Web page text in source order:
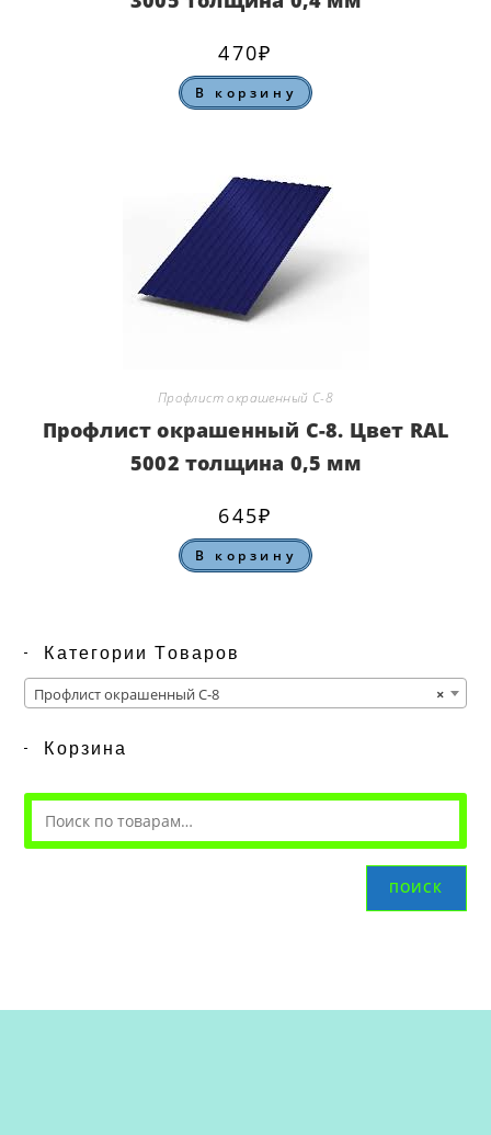
470₽
В корзину
Профлист окрашенный С-8
Профлист окрашенный С-8. Цвет RAL
5002 толщина 0,5 мм
645₽
В корзину
Категории Товаров
×
Профлист окрашенный С-8
Корзина
ПОИСК